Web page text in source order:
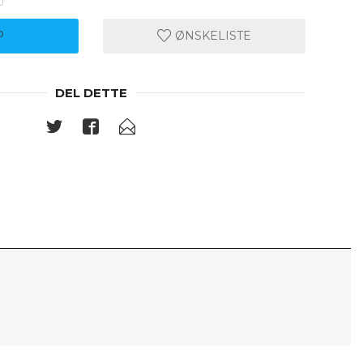
ØNSKELISTE
DEL DETTE